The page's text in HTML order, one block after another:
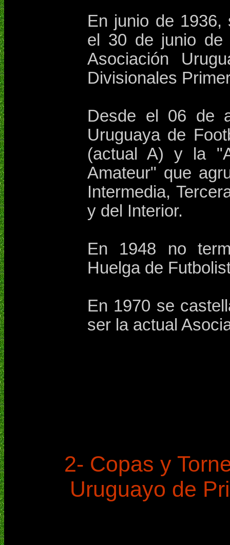
En junio de 1936,
el 30 de junio de
Asociación
Divisionales
Desde el 06 de
Uruguaya de
(actual A) y la
Amateur" que
Intermedia,
y del Interior.
En 1948 no
Huelga de
En 1970 se
ser la actual
2- Copas y
Uruguayo de